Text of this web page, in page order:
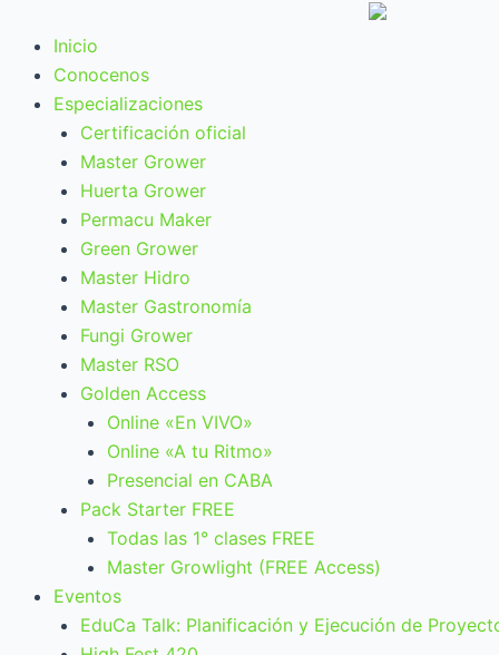
contenido
Inicio
Conocenos
Especializaciones
Certificación oficial
Master Grower
Huerta Grower
Permacu Maker
Green Grower
Master Hidro
Master Gastronomía
Fungi Grower
Master RSO
Golden Access
Online «En VIVO»
Online «A tu Ritmo»
Presencial en CABA
Pack Starter FREE
Todas las 1° clases FREE
Master Growlight (FREE Access)
Eventos
EduCa Talk: Planificación y Ejecución de